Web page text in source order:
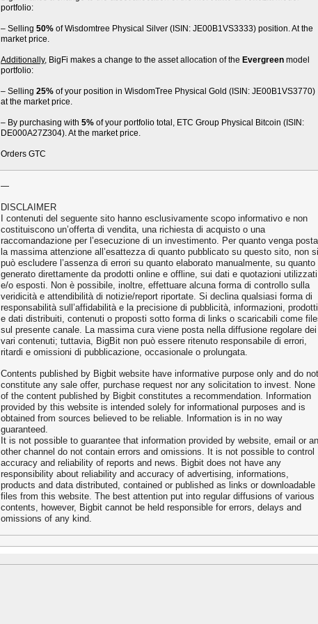
portfolio:
– Selling 50% of Wisdomtree Physical Silver (ISIN: JE00B1VS3333) position. At the
market price.
Additionally, BigFi makes a change to the asset allocation of the Evergreen model
portfolio:
– Selling 25% of your position in WisdomTree Physical Gold (ISIN: JE00B1VS3770)
at the market price.
– By purchasing with 5% of your portfolio total, ETC Group Physical Bitcoin (ISIN:
DE000A27Z304). At the market price.
Orders GTC
—
DISCLAIMER
I contenuti del seguente sito hanno esclusivamente scopo informativo e non
costituiscono un’offerta di vendita, una richiesta di acquisto o una
raccomandazione per l’esecuzione di un investimento. Per quanto venga posta
la massima attenzione all’esattezza di quanto pubblicato su questo sito, non si
può escludere l’assenza di errori su quanto elaborato manualmente, su quanto
generato direttamente da prodotti online e offline, sui dati e quotazioni utilizzati
e/o esposti. Non è possibile, inoltre, effettuare alcuna forma di controllo sulla
veridicità e attendibilità di notizie/report riportate. Si declina qualsiasi forma di
responsabilità sull’affidabilità e la precisione di pubblicità, informazioni, prodotti
e dati distribuiti, contenuti o proposti sotto forma di links o scaricabili come
sul presente canale. La massima cura viene posta nella diffusione regolare dei
vari contenuti; tuttavia, BigBit non può essere ritenuto responsabile di errori,
ritardi e omissioni di pubblicazione, occasionale o prolungata.
Contents published by Bigbit website have informative purpose only and do not
constitute any sale offer, purchase request nor any solicitation to invest. None
of the content published by Bigbit constitutes a recommendation. Information
provided by this website is intended solely for informational purposes and is
obtained from sources believed to be reliable. Information is in no way
guaranteed.
It is not possible to guarantee that information provided by website, email or
other channel do not contain errors and omissions. It is not possible to control
accuracy and reliability of reports and news. Bigbit does not have any
responsibility about reliability and accuracy of advertising, informations,
products and data distributed, contained or published as links or downloadable
files from this website. The best attention put into regular diffusions of various
contents, however, Bigbit cannot be held responsible for errors, delays and
omissions of any kind.